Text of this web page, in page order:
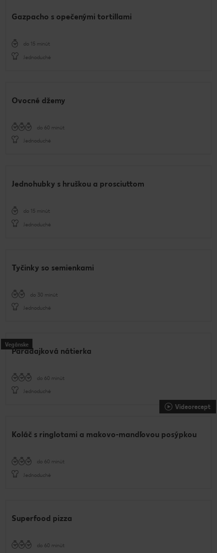
Gazpacho s opečenými tortillami
do 15 minút
Jednoduché
Ovocné džemy
do 60 minút
Jednoduché
Jednohubky s hruškou a prosciuttom
do 15 minút
Jednoduché
Tyčinky so semienkami
do 30 minút
Jednoduché
Vegánske
Paradajková nátierka
do 60 minút
Jednoduché
Videorecept
Koláč s ringlotami a makovo-mandľovou posýpkou
do 60 minút
Jednoduché
Superfood pizza
do 60 minút